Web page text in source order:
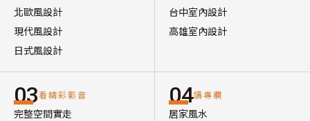
北歐風設計
現代風設計
日式風設計
台中室內設計
高雄室內設計
03看精彩影音
完整空間實走
04讀專欄
居家風水